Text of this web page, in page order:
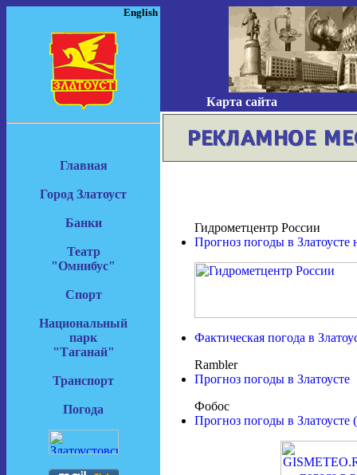
English
Главная
Город Златоуст
Банки
Театр
"Омнибус"
Спорт
Национальный
парк
"Таганай"
Транспорт
Погода
Карта сайта
Гидрометцентр России
Прогноз погоды в Златоусте
Фактическая погода в
Rambler
Прогноз погоды в Златоусте
Фобос
Прогноз погоды в Златоусте